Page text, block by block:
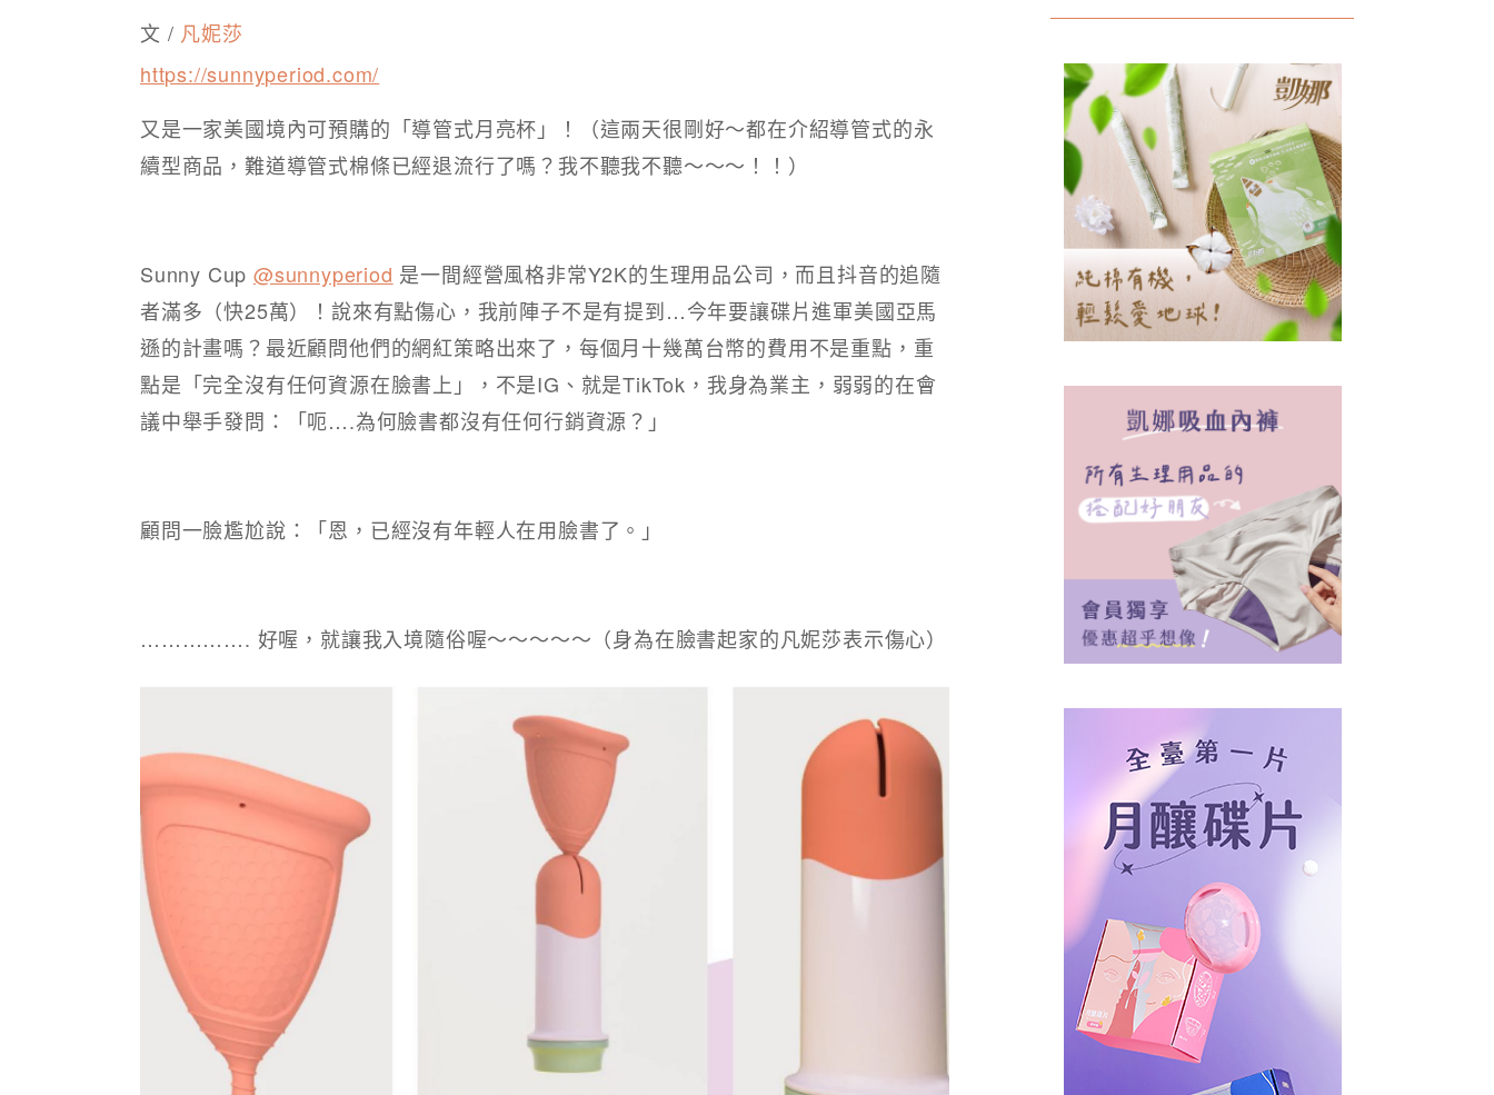
文 / 凡妮莎
https://sunnyperiod.com/
又是一家美國境內可預購的「導管式月亮杯」！（這兩天很剛好～都在介紹導管式的永
續型商品，難道導管式棉條已經退流行了嗎？我不聽我不聽～～～！！）
Sunny Cup@sunnyperiod 是一間經營風格非常Y2K的生理用品公司，而且抖音的追隨
者滿多（快25萬）！說來有點傷心，我前陣子不是有提到…今年要讓碟片進軍美國亞馬
遜的計畫嗎？最近顧問他們的網紅策略出來了，每個月十幾萬台幣的費用不是重點，重
點是「完全沒有任何資源在臉書上」，不是IG、就是TikTok，我身為業主，弱弱的在會
議中舉手發問：「呃….為何臉書都沒有任何行銷資源？」
顧問一臉尷尬說：「恩，已經沒有年輕人在用臉書了。」
……………. 好喔，就讓我入境隨俗喔～～～～～（身為在臉書起家的凡妮莎表示傷心）